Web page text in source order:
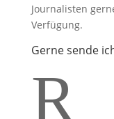
Journalisten
Verfügung.
Gerne sende
R